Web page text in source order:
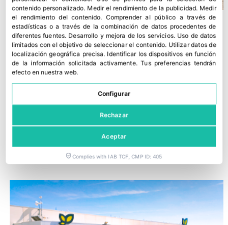
La citricultura chipriota reduce químicos con la gestión
integrada de plagas
contenido personalizado. Medir el rendimiento de la publicidad. Medir
el rendimiento del contenido.Comprender al público a través de
estadísticas o a través de la combinación de datos procedentes de
diferentes fuentes. Desarrollo y mejora de los servicios. Uso de datos
limitados con el objetivo de seleccionar el contenido. Utilizar datos de
localización geográfica precisa. Identificar los dispositivos en función
de la información solicitada activamente.Tus preferencias tendrán
efecto en nuestra web.
Configurar
Rechazar
Aceptar
Complies with IAB TCF, CMP ID: 405